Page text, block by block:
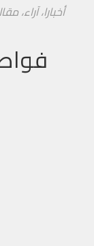
أخبارا، آراء،